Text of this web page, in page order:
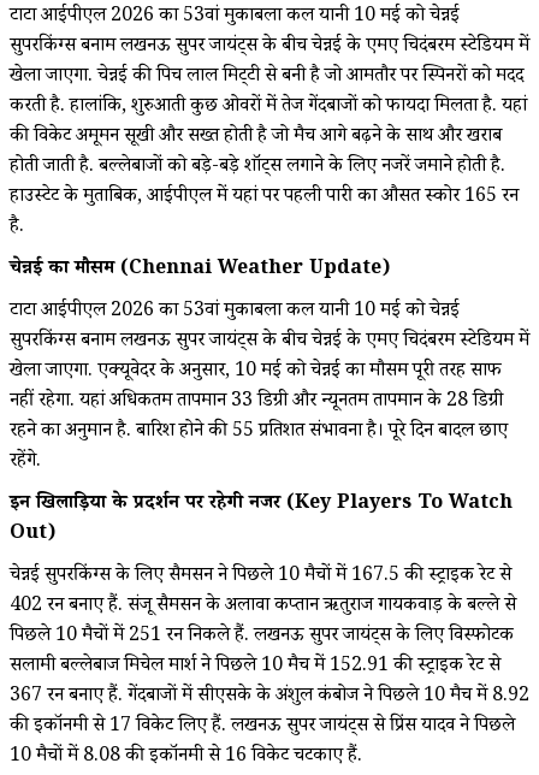
टाटा आईपीएल 2026 का 53वां मुकाबला कल यानी 10 मई को चेन्नई
सुपरकिंग्स बनाम लखनऊ सुपर जायंट्स के बीच चेन्नई के एमए चिदंबरम स्टेडियम में
खेला जाएगा. चेन्नई की पिच लाल मिट्‌टी से बनी है जो आमतौर पर स्पिनरों को मदद
करती है. हालांकि, शुरुआती कुछ ओवरों में तेज गेंदबाजों को फायदा मिलता है. यहां
की विकेट अमूमन सूखी और सख्त होती है जो मैच आगे बढ़ने के साथ और खराब
होती जाती है. बल्लेबाजों को बड़े-बड़े शॉट्स लगाने के लिए नजरें जमाने होती है.
हाउस्टेट के मुताबिक, आईपीएल में यहां पर पहली पारी का औसत स्कोर 165 रन
है.
चेन्नई का मौसम (Chennai Weather Update)
टाटा आईपीएल 2026 का 53वां मुकाबला कल यानी 10 मई को चेन्नई
सुपरकिंग्स बनाम लखनऊ सुपर जायंट्स के बीच चेन्नई के एमए चिदंबरम स्टेडियम में
खेला जाएगा. एक्यूवेदर के अनुसार, 10 मई को चेन्नई का मौसम पूरी तरह साफ
नहीं रहेगा. यहां अधिकतम तापमान 33 डिग्री और न्यूनतम तापमान के 28 डिग्री
रहने का अनुमान है. बारिश होने की 55 प्रतिशत संभावना है। पूरे दिन बादल छाए
रहेंगे.
इन खिलाड़ियों के प्रदर्शन पर रहेगी नजर (Key Players To Watch
Out)
चेन्नई सुपरकिंग्स के लिए सैमसन ने पिछले 10 मैचों में 167.5 की स्ट्राइक रेट से
402 रन बनाए हैं. संजू सैमसन के अलावा कप्तान ऋतुराज गायकवाड़ के बल्ले से
पिछले 10 मैचों में 251 रन निकले हैं. लखनऊ सुपर जायंट्स के लिए विस्फोटक
सलामी बल्लेबाज मिचेल मार्श ने पिछले 10 मैच में 152.91 की स्ट्राइक रेट से
367 रन बनाए हैं. गेंदबाजों में सीएसके के अंशुल कंबोज ने पिछले 10 मैच में 8.92
की इकॉनमी से 17 विकेट लिए हैं. लखनऊ सुपर जायंट्स से प्रिंस यादव ने पिछले
10 मैचों में 8.08 की इकॉनमी से 16 विकेट चटकाए हैं.